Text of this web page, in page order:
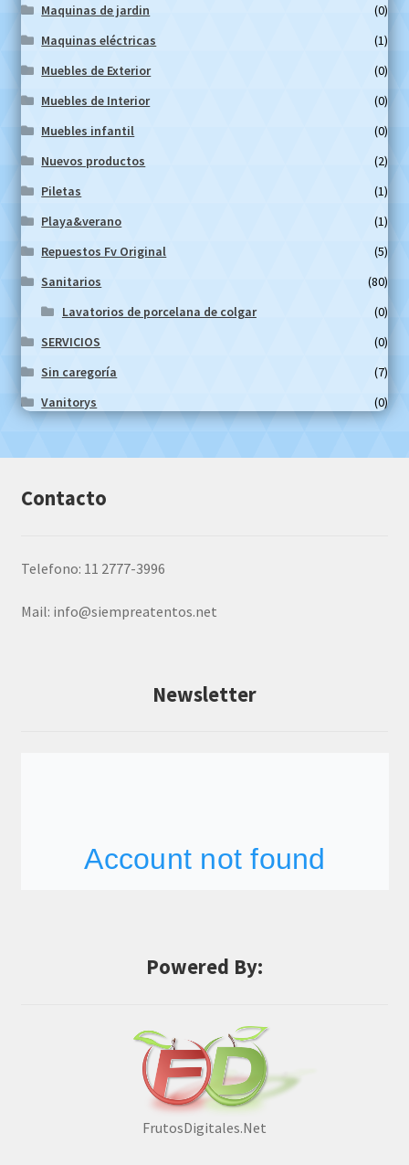
Maquinas de jardin
(0)
Maquinas eléctricas
(1)
Muebles de Exterior
(0)
Muebles de Interior
(0)
Muebles infantil
(0)
Nuevos productos
(2)
Piletas
(1)
Playa&verano
(1)
Repuestos Fv Original
(5)
Sanitarios
(80)
Lavatorios de porcelana de colgar
(0)
SERVICIOS
(0)
Sin caregoría
(7)
Vanitorys
(0)
Contacto
Telefono: 11 2777-3996
Mail: info@siempreatentos.net
Newsletter
Powered By:
FrutosDigitales.Net